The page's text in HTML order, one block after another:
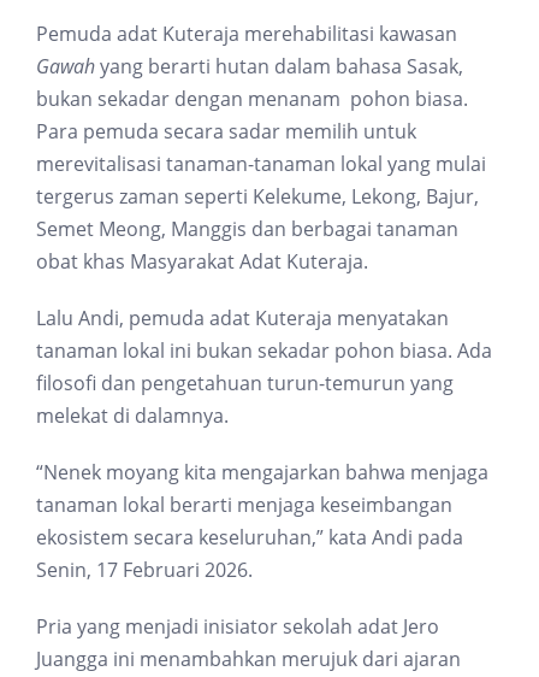
Pemuda adat Kuteraja merehabilitasi kawasan
Gawahyang berarti hutan dalam bahasa Sasak,
bukan sekadar dengan menanam pohon biasa.
Para pemuda secara sadar memilih untuk
merevitalisasi tanaman-tanaman lokal yang mulai
tergerus zaman seperti Kelekume, Lekong, Bajur,
Semet Meong, Manggis dan berbagai tanaman
obat khas Masyarakat Adat Kuteraja.
Lalu Andi, pemuda adat Kuteraja menyatakan
tanaman lokal ini bukan sekadar pohon biasa. Ada
filosofi dan pengetahuan turun-temurun yang
melekat di dalamnya.
“Nenek moyang kita mengajarkan bahwa menjaga
tanaman lokal berarti menjaga keseimbangan
ekosistem secara keseluruhan,” kata Andi pada
Senin, 17 Februari 2026.
Pria yang menjadi inisiator sekolah adat Jero
Juangga ini menambahkan merujuk dari ajaran